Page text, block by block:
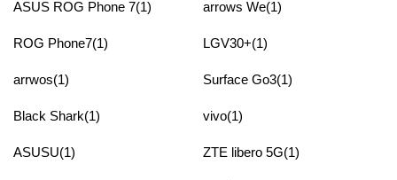
ASUS ROG Phone 7(1) arrows We(1)
ROG Phone7(1) LGV30+(1)
arrwos(1) Surface Go3(1)
Black Shark(1) vivo(1)
ASUSU(1) ZTE libero 5G(1)